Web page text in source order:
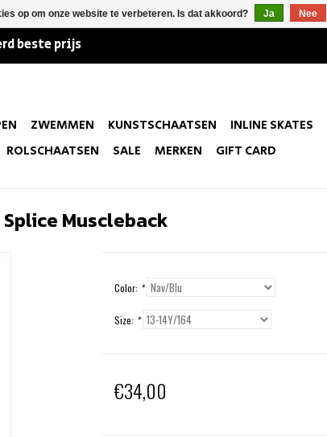
beste prijs
ZWEMMEN KUNSTSCHAATSEN INLINE SKATES
ROLSCHAATSEN
SALE MERKEN GIFT CARD
Muscleback
Color: *
Size: *
€34,00
op om onze website te verbeteren. Is dat akkoord? Ja Nee